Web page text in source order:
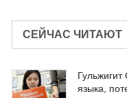
СЕЙЧАС ЧИТАЮТ
языка,